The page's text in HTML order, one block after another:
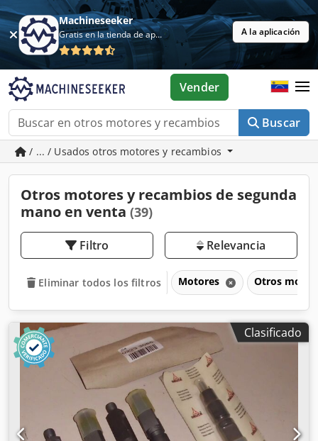
Machineseeker
Gratis en la tienda de aplicaciones A la aplicación
Buscar
Vender
/ ... / Usados otros motores y recambios
Otros motores y recambios de segunda
mano en venta (39)
Filtro Relevancia
Eliminar todos los filtros Motores Otros
Clasificado